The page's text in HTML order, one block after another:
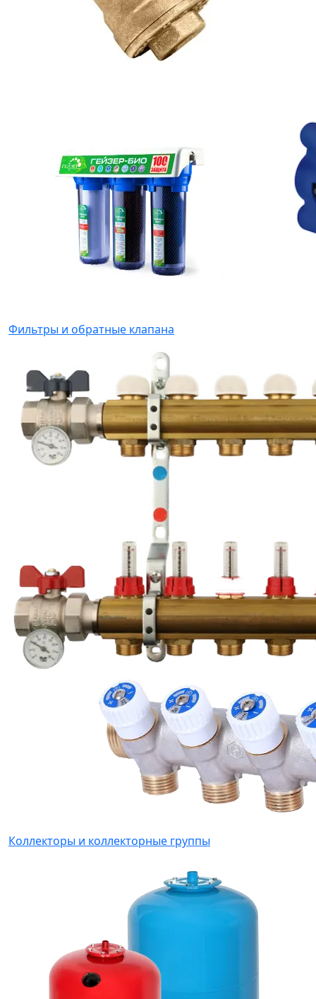
Фильтры и обратные клапана
Коллекторы и коллекторные группы